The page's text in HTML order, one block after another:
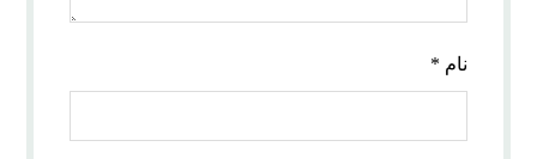
نام *